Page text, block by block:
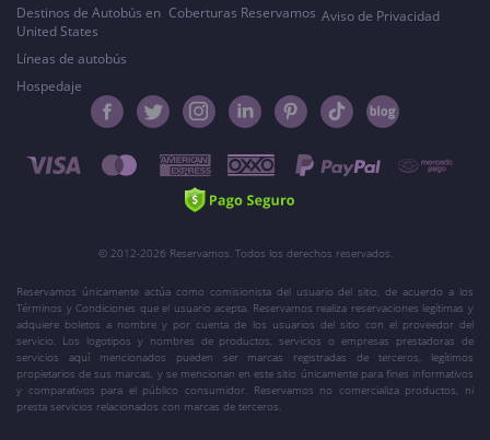
Destinos de Autobús en
United States
Líneas de autobús
Hospedaje
Coberturas Reservamos Aviso de Privacidad
© 2012-2026 Reservamos. Todos los derechos reservados.
Reservamos únicamente actúa como comisionista del usuario del sitio, de acuerdo a los
Términos y Condiciones que el usuario acepta. Reservamos realiza reservaciones legítimas y
adquiere boletos a nombre y por cuenta de los usuarios del sitio con el proveedor del
servicio. Los logotipos y nombres de productos, servicios o empresas prestadoras de
servicios aquí mencionados pueden ser marcas registradas de terceros, legítimos
propietarios de sus marcas, y se mencionan en este sitio únicamente para fines informativos
y comparativos para el público consumidor. Reservamos no comercializa productos, ni
presta servicios relacionados con marcas de terceros.